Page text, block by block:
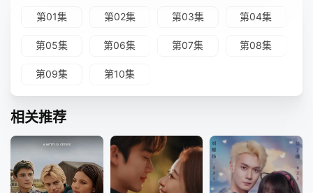
第01集 第02集 第03集 第04集
第05集 第06集 第07集 第08集
第09集 第10集
相关推荐